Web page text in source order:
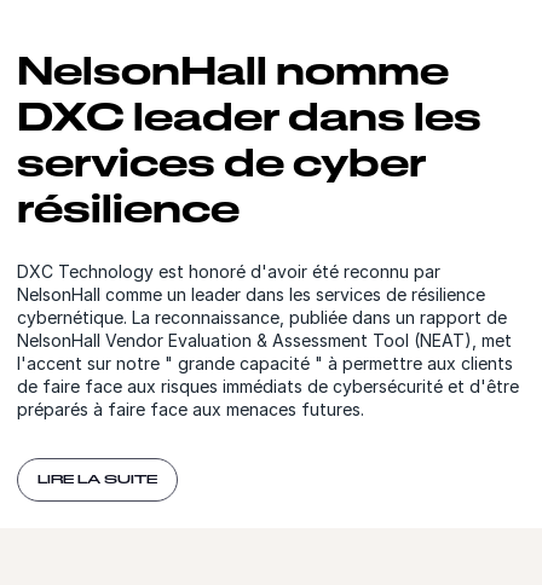
NelsonHall nomme
DXC leader dans les
services de cyber
résilience
DXC Technology est honoré d'avoir été reconnu par
NelsonHall comme un leader dans les services de résilience
cybernétique. La reconnaissance, publiée dans un rapport de
NelsonHall Vendor Evaluation & Assessment Tool (NEAT), met
l'accent sur notre " grande capacité " à permettre aux clients
de faire face aux risques immédiats de cybersécurité et d'être
préparés à faire face aux menaces futures.
LIRE LA SUITE